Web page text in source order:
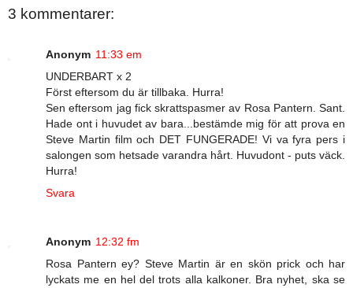
3 kommentarer:
Anonym 11:33 em
UNDERBART x 2
Först eftersom du är tillbaka. Hurra!
Sen eftersom jag fick skrattspasmer av Rosa Pantern. Sant.
Hade ont i huvudet av bara...bestämde mig för att prova en
Steve Martin film och DET FUNGERADE! Vi va fyra pers i
salongen som hetsade varandra hårt. Huvudont - puts väck.
Hurra!
Svara
Anonym 12:32 fm
Rosa Pantern ey? Steve Martin är en skön prick och har
lyckats me en hel del trots alla kalkoner. Bra nyhet, ska se